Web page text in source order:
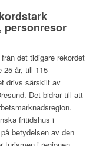
personresor
det tidigare rekordet
25 år, till 115
drivs särskilt av
Det bidrar till att
fritidshus i
betydelsen av den